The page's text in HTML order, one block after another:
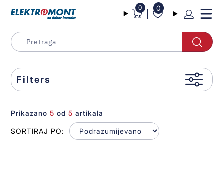
0 0
Filters
Prikazano5 od5 artikala
SORTIRAJ PO: